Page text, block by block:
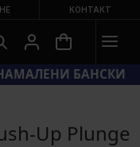
КОНТАКТ
НАМАЛЕНИ БАНСКИ
Up Plunge